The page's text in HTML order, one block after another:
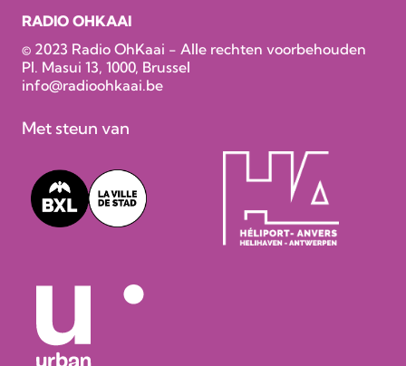
RADIO OHKAAI
© 2023 Radio OhKaai - Alle rechten voorbehouden
Pl. Masui 13, 1000, Brussel
info@radioohkaai.be
Met steun van